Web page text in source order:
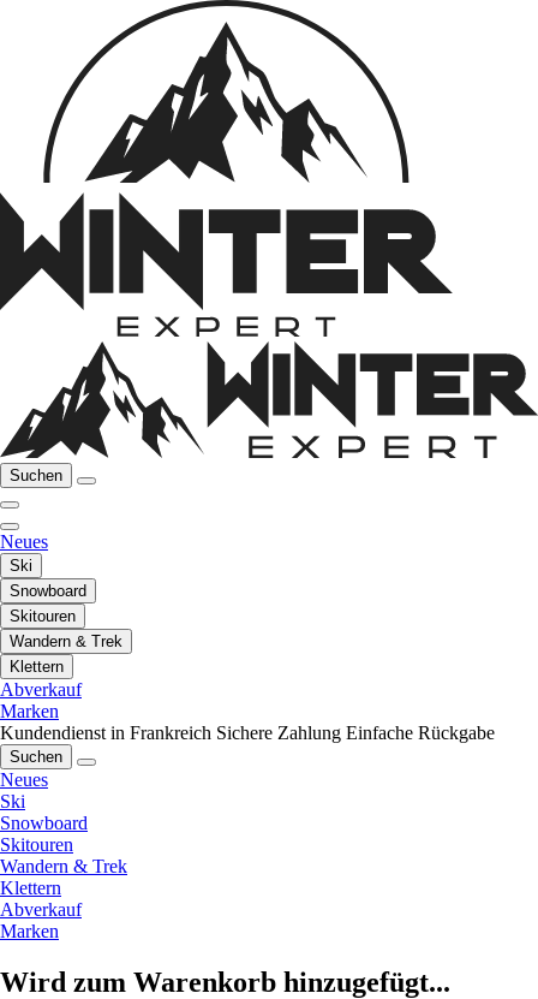
Suchen
Neues
Ski
Snowboard
Skitouren
Wandern & Trek
Klettern
Abverkauf
Marken
Kundendienst in Frankreich Sichere Zahlung Einfache Rückgabe
Suchen
Neues
Ski
Snowboard
Skitouren
Wandern & Trek
Klettern
Abverkauf
Marken
Wird zum Warenkorb hinzugefügt...